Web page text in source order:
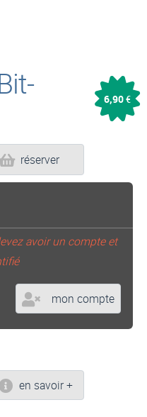
6,90€
réserver
avoir un compte et
mon compte
en savoir +